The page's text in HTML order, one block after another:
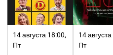
14 августа 18:00,
Пт
14
Пт